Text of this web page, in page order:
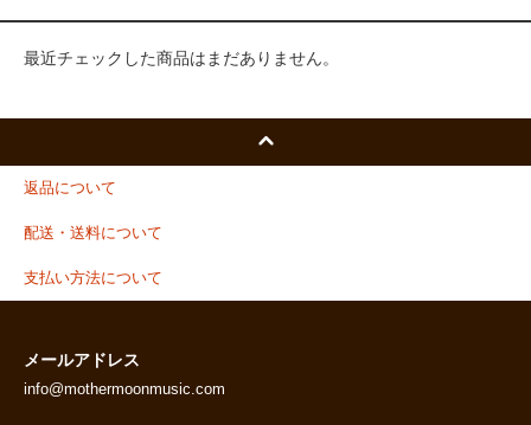
最近チェックした商品はまだありません。
返品について
配送・送料について
支払い方法について
メールアドレス
info@mothermoonmusic.com